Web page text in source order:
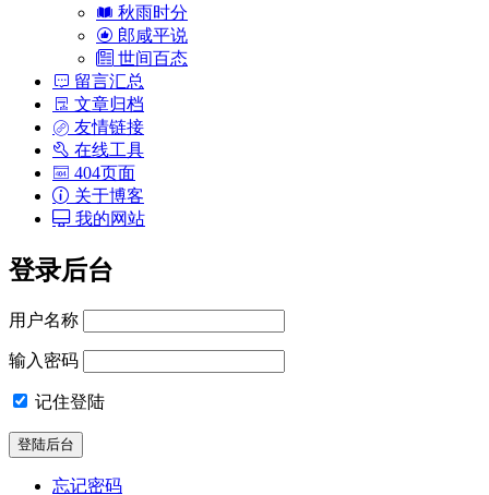
秋雨时分
郎咸平说
世间百态
留言汇总
文章归档
友情链接
在线工具
404页面
关于博客
我的网站
登录后台
用户名称
输入密码
记住登陆
忘记密码